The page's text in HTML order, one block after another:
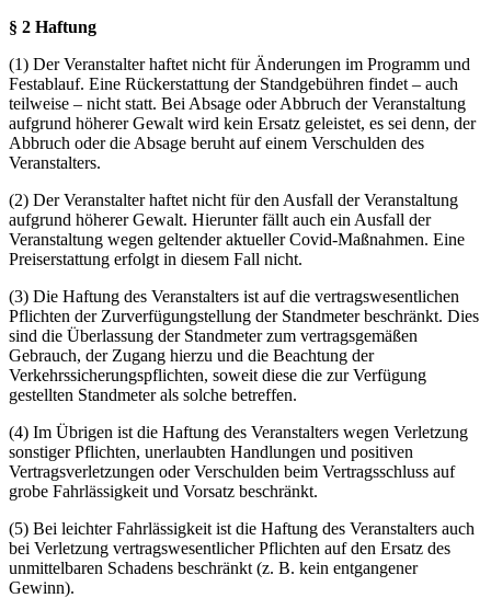
§ 2 Haftung
(1) Der Veranstalter haftet nicht für Änderungen im Programm und
Festablauf. Eine Rückerstattung der Standgebühren findet – auch
teilweise – nicht statt. Bei Absage oder Abbruch der Veranstaltung
aufgrund höherer Gewalt wird kein Ersatz geleistet, es sei denn, der
Abbruch oder die Absage beruht auf einem Verschulden des
Veranstalters.
(2) Der Veranstalter haftet nicht für den Ausfall der Veranstaltung
aufgrund höherer Gewalt. Hierunter fällt auch ein Ausfall der
Veranstaltung wegen geltender aktueller Covid-Maßnahmen. Eine
Preiserstattung erfolgt in diesem Fall nicht.
(3) Die Haftung des Veranstalters ist auf die vertragswesentlichen
Pflichten der Zurverfügungstellung der Standmeter beschränkt. Dies
sind die Überlassung der Standmeter zum vertragsgemäßen
Gebrauch, der Zugang hierzu und die Beachtung der
Verkehrssicherungspflichten, soweit diese die zur Verfügung
gestellten Standmeter als solche betreffen.
(4) Im Übrigen ist die Haftung des Veranstalters wegen Verletzung
sonstiger Pflichten, unerlaubten Handlungen und positiven
Vertragsverletzungen oder Verschulden beim Vertragsschluss auf
grobe Fahrlässigkeit und Vorsatz beschränkt.
(5) Bei leichter Fahrlässigkeit ist die Haftung des Veranstalters auch
bei Verletzung vertragswesentlicher Pflichten auf den Ersatz des
unmittelbaren Schadens beschränkt (z. B. kein entgangener
Gewinn).